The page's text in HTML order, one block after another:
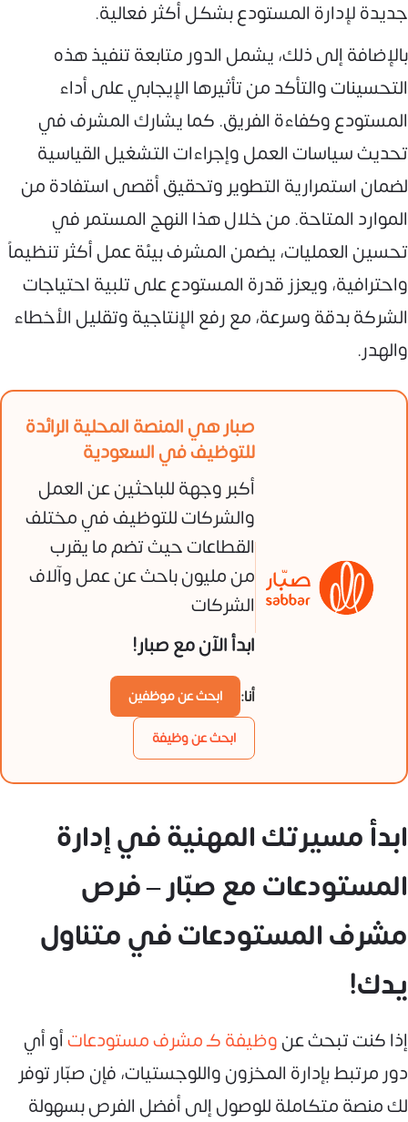
جديدة لإدارة المستودع بشكل أكثر فعالية.
بالإضافة إلى ذلك، يشمل الدور متابعة تنفيذ هذه
التحسينات والتأكد من تأثيرها الإيجابي على أداء
المستودع وكفاءة الفريق. كما يشارك المشرف في
تحديث سياسات العمل وإجراءات التشغيل القياسية
لضمان استمرارية التطوير وتحقيق أقصى استفادة من
الموارد المتاحة. من خلال هذا النهج المستمر في
تحسين العمليات، يضمن المشرف بيئة عمل أكثر تنظيماً
واحترافية، ويعزز قدرة المستودع على تلبية احتياجات
الشركة بدقة وسرعة، مع رفع الإنتاجية وتقليل الأخطاء
والهدر.
صبار هي المنصة المحلية الرائدة
للتوظيف في السعودية
أكبر وجهة للباحثين عن العمل
والشركات للتوظيف في مختلف
القطاعات حيث تضم ما يقرب
من مليون باحث عن عمل وآلاف
الشركات
ابدأ الآن مع صبار!
أنا:
ابحث عن موظفين
ابحث عن وظيفة
ابدأ مسيرتك المهنية في إدارة
المستودعات مع صبّار – فرص
مشرف المستودعات في متناول
يدك!
إذا كنت تبحث عنوظيفة كـ مشرف مستودعاتأو أي
دور مرتبط بإدارة المخزون واللوجستيات، فإن صبّار توفر
لك منصة متكاملة للوصول إلى أفضل الفرص بسهولة